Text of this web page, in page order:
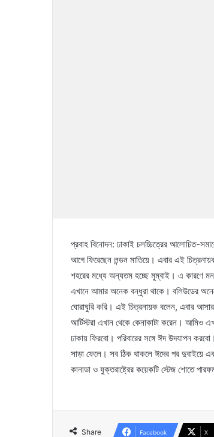
প্রবাহ বিনোদন: ঢাকাই চলচ্চিত্রের আলোচিত-
আগে ফিরেছেন লন্ডন মাতিয়ে। এবার এই
শহরের মধ্যে অন্যতম হচ্ছে মুম্বাই। এ কারণে
এখানে আমার অনেক বন্ধুরা থাকে। বলিউডের
ঘোরাঘুরি করি। এই চিত্রনায়ক বলেন, এবার
আর্টিস্টরা এখান থেকে কেনাকাটা করেন। আমিও
ঢাকায় ফিরবো। পরিবারের সঙ্গে ঈদ উদযাপন
সাড়া ফেলে। সব ঠিক থাকলে ঈদের পর দুবাইয়ে
কানাডা ও যুক্তরাষ্ট্রের কয়েকটি স্টেজ শোতে
Share Facebook X